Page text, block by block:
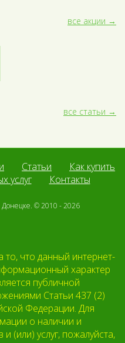
все акции
все статьи
Статьи
Как купить
услуг
Контакты
Донецке. © 2010 - 2026
что данный интернет-
характер
публичной
Статьи 437 (2)
Федерации. Для
о наличии и
(или) услуг, пожалуйста,